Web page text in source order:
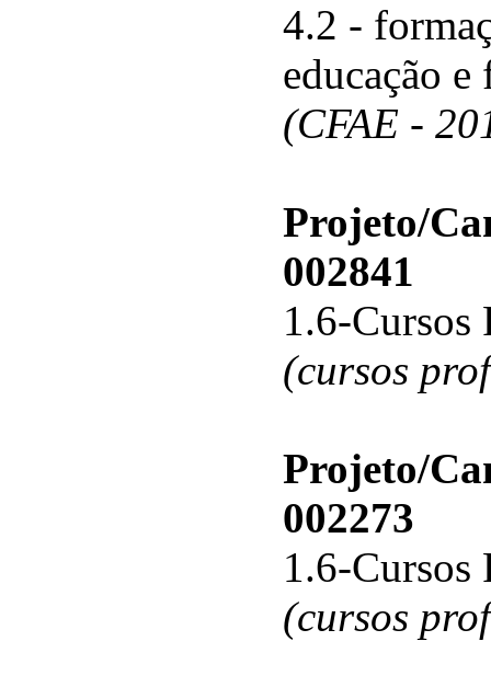
4.2 -
educação e
(CFAE -
Projeto/
002841
1.6-Cursos
(cursos
Projeto/
002273
1.6-Cursos
(cursos